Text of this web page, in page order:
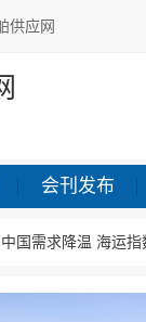
供应网
会刊发布
中国需求降温 海运指